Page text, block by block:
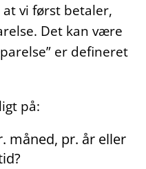
vi først betaler,
Det kan være
er defineret
på:
måned, pr. år eller